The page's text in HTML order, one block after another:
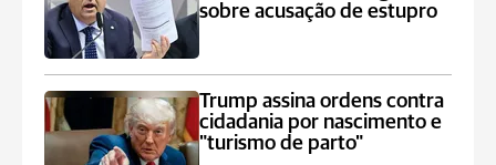
sobre acusação de estupro
Trump assina ordens contra
cidadania por nascimento e
"turismo de parto"